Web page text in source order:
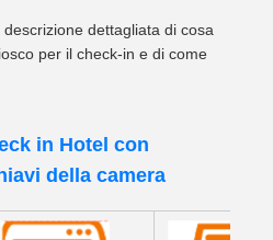
dettagliata di cosa
per il check-in e di come
in Hotel con
della camera